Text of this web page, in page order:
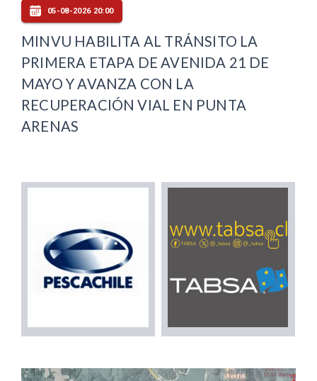
05-08-2026 20:00
MINVU HABILITA AL TRÁNSITO LA
PRIMERA ETAPA DE AVENIDA 21 DE
MAYO Y AVANZA CON LA
RECUPERACIÓN VIAL EN PUNTA
ARENAS